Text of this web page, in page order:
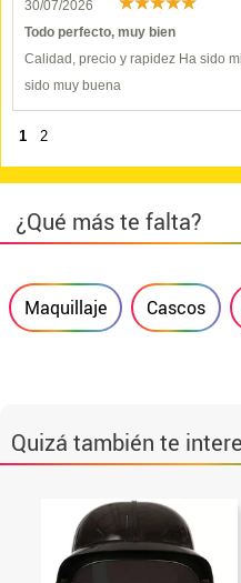
30/07/2026
Todo perfecto, muy bien
Calidad, precio y rapidez Ha sido
sido muy buena
1 2
¿Qué más te falta?
Maquillaje Cascos
Quizá también te